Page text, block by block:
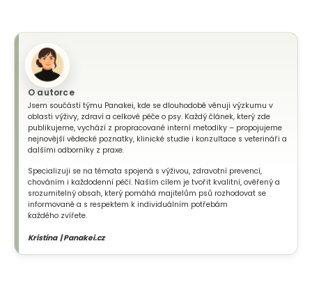
O autorce
Jsem součástí týmu Panakei, kde se dlouhodobě věnuji výzkumu v
oblasti výživy, zdraví a celkové péče o psy. Každý článek, který zde
publikujeme, vychází z propracované interní metodiky – propojujeme
nejnovější vědecké poznatky, klinické studie i konzultace s veterináři a
dalšími odborníky z praxe.
Specializuji se na témata spojená s výživou, zdravotní prevencí,
chováním i každodenní péčí. Naším cílem je tvořit kvalitní, ověřený a
srozumitelný obsah, který pomáhá majitelům psů rozhodovat se
informovaně a s respektem k individuálním potřebám
každého zvířete.
Kristína | Panakei.cz